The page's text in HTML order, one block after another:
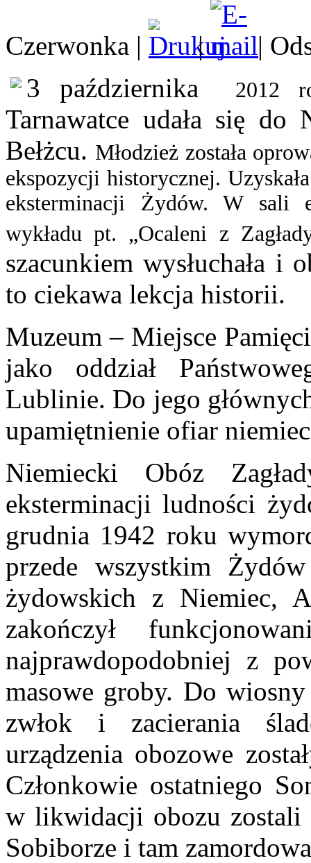
Czerwonka | |
|
3 października 2012
Tarnawatce udała się do
Bełżcu. Młodzież została
ekspozycji historycznej.
eksterminacji Żydów. W sali
wykładupt. „Ocaleni z
szacunkiem wysłuchała i
to ciekawa lekcja historii.
Muzeum – Miejsce
jako oddział
Lublinie. Do jego
upamiętnienie ofiar
Niemiecki Obóz
eksterminacji ludności
grudnia 1942 roku
przede wszystkim
żydowskich z Niemiec,
zakończył
najprawdopodobniej z
masowe groby. Do
zwłok i zacierania
urządzenia obozowe
Członkowie ostatniego
w likwidacji obozu zostali
Sobiborze i tam